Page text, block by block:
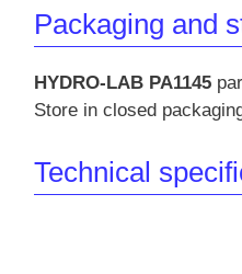
Packaging and
HYDRO-LAB PA1145
Store in closed
Technical